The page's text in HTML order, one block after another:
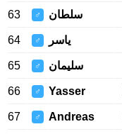
63 ♂ سلطان
64 ♂ ياسر
65 ♂ سليمان
66 ♂ Yasser
67 ♂ Andreas